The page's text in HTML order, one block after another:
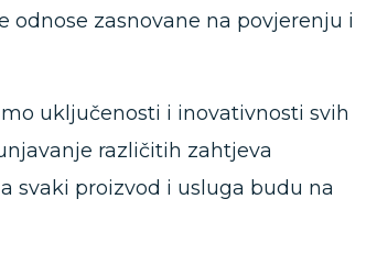
odnose zasnovane na povjerenju i
uključenosti i inovativnosti svih
različitih zahtjeva
svaki proizvod i usluga budu na